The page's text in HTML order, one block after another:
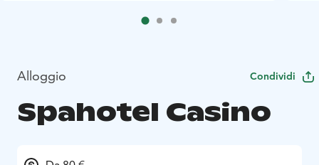
Alloggio Condividi
Spahotel Casino